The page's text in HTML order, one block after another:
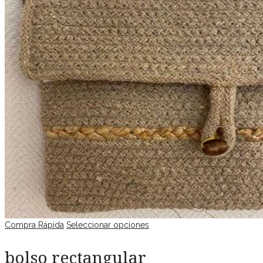
Compra Rápida Seleccionar opciones
bolso rectangular